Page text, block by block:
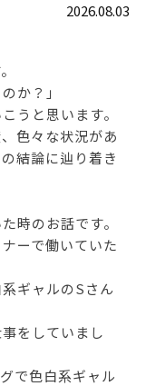
2026.08.03
か？」
うと思います。
色々な状況があ
結論に辿り着き
時のお話です。
ーで働いていた
ギャルのSさん
をしていまし
で色白系ギャル